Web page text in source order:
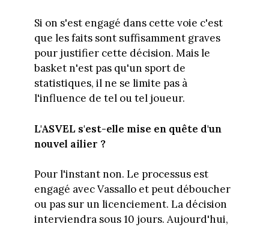
Si on s'est engagé dans cette voie c'est
que les faits sont suffisamment graves
pour justifier cette décision. Mais le
basket n'est pas qu'un sport de
statistiques, il ne se limite pas à
l'influence de tel ou tel joueur.
L'ASVEL s'est-elle mise en quête d'un
nouvel ailier ?
Pour l'instant non. Le processus est
engagé avec Vassallo et peut déboucher
ou pas sur un licenciement. La décision
interviendra sous 10 jours. Aujourd'hui,